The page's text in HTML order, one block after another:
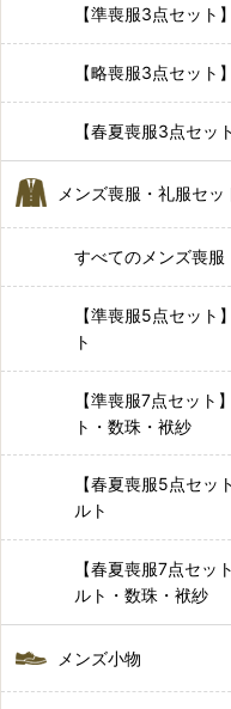
【準喪服3点セット
【略喪服3点セット
【春夏喪服3点セッ
メンズ喪服・礼服セッ
すべてのメンズ喪服
【準喪服5点セッ
ト
【準喪服7点セッ
ト・数珠・袱紗
【春夏喪服5点セ
ルト
【春夏喪服7点セ
ルト・数珠・袱紗
メンズ小物